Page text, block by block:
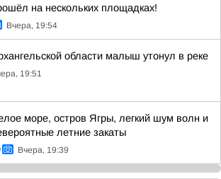
на нескольких площадках!
Вчера, 19:54
области малыш утонул в реке
19:51
море, остров Ягры, легкий шум волн и
летние закаты
Вчера, 19:39